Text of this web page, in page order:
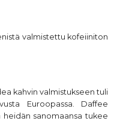
valmistettu kofeiiniton
kahvin valmistukseen tuli
Euroopassa. Daffee
sanomaansa tukee